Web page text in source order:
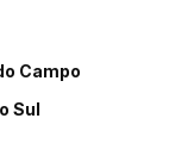
Campo
Sul